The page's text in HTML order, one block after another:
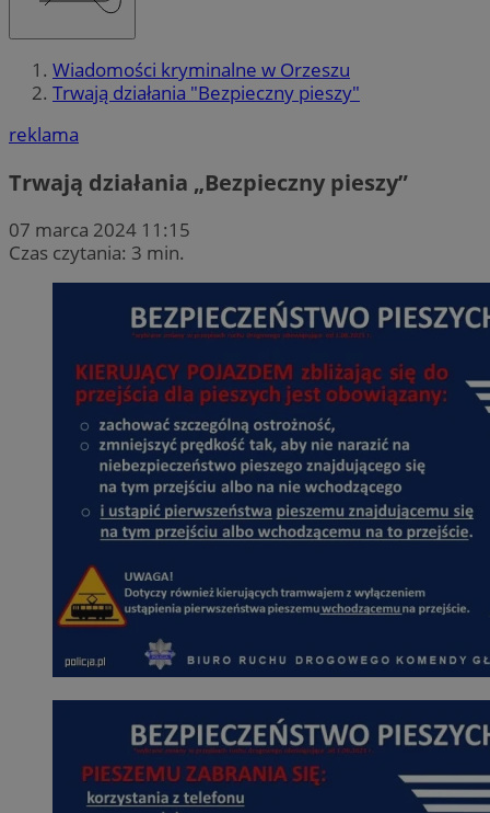
Wiadomości kryminalne w Orzeszu
Trwają działania "Bezpieczny pieszy"
reklama
Trwają działania „Bezpieczny pieszy”
07 marca 2024 11:15
Czas czytania: 3 min.